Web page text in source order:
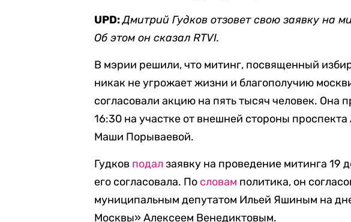
UPD:Дмитрий Гудков отзовет свою заявку на
Об этом он сказал RTVI.
В мэрии решили, что митинг, посвященный
никак не угрожает жизни и благополучию
согласовали акцию на пять тысяч человек. Она
16:30 на участке от внешней стороны
Маши Порываевой.
Гудков подал заявку на проведение митинга 19
его согласовала. По словам политика, он
муниципальным депутатом Ильей Яшиным на
Москвы» Алексеем Венедиктовым.